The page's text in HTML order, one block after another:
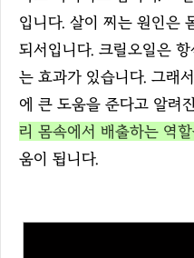
입니다. 살이 찌는 원인은
되서입니다. 크릴오일은
는 효과가 있습니다. 그래
에 큰 도움을 준다고 알려
리 몸속에서 배출하는 역
움이 됩니다.